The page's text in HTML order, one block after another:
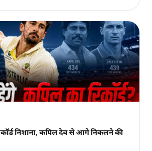
निशाना, कपिल देव से आगे निकलने की